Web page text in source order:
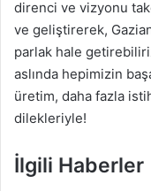
direnci ve vizyonu
ve geliştirerek,
parlak hale
aslında hepimizin
üretim, daha fazla
dilekleriyle!
İlgili Haberler